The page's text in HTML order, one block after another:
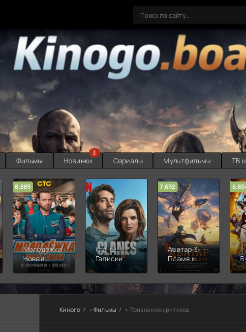
Фильмы Новинки
3
Сериалы Мультфильмы ТВ
8.889
Молодёжка:
Новая
смена
Кланы
Галисии
7.692
Аватар 3:
Пламя и
пепел
Киного » Фильмы » Признание критиков